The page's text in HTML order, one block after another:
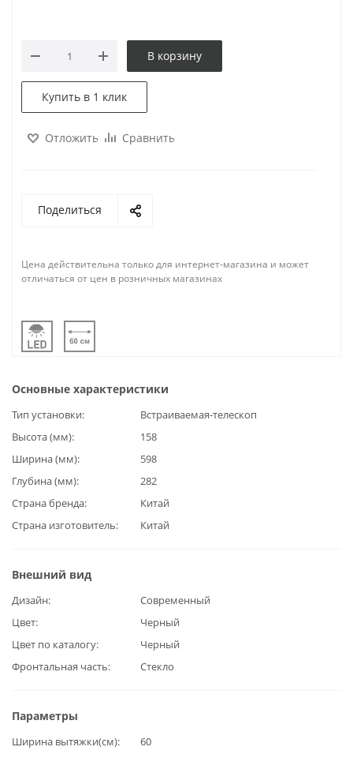
В корзину
Купить в 1 клик
Отложить Сравнить
Поделиться
Цена действительна только для интернет-магазина и может
отличаться от цен в розничных магазинах
Основные характеристики
Тип установки
Встраиваемая-телескоп
Высота (мм)
158
Ширина (мм)
598
Глубина (мм)
282
Страна бренда
Китай
Страна изготовитель
Китай
Внешний вид
Дизайн
Современный
Цвет
Черный
Цвет по каталогу
Черный
Фронтальная часть
Стекло
Параметры
Ширина вытяжки(см)
60